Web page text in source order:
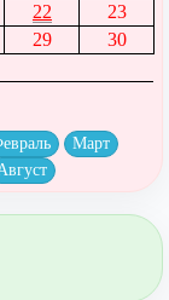
22
23
29
30
Март